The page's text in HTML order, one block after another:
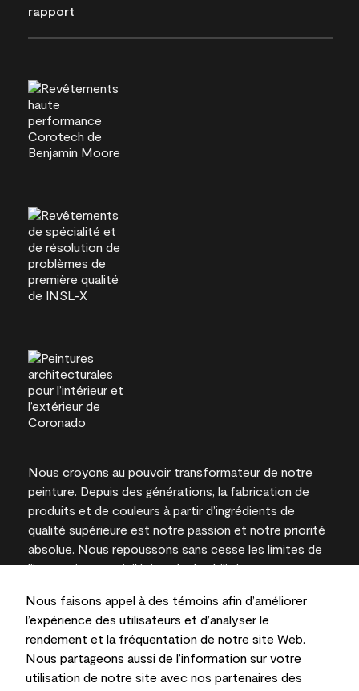
Nous faisons appel à des témoins afin d’améliorer
l’expérience des utilisateurs et d’analyser le
rendement et la fréquentation de notre site Web.
Nous partageons aussi de l’information sur votre
utilisation de notre site avec nos partenaires des
rapport
Nous croyons au pouvoir transformateur de notre
peinture. Depuis des générations, la fabrication de
produits et de couleurs à partir d’ingrédients de
qualité supérieure est notre passion et notre priorité
absolue. Nous repoussons sans cesse les limites de
l’innovation et privilégions la durabilité pour
l’expertise locale.
Les couleurs représentées à l’écran et sur les